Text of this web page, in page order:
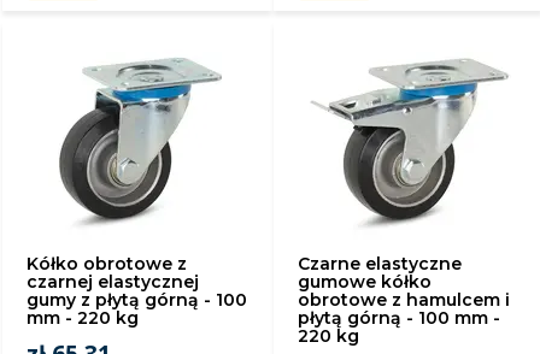
Kółko obrotowe z
czarnej elastycznej
gumy z płytą górną - 100
mm - 220 kg
Czarne elastyczne
gumowe kółko
obrotowe z hamulcem i
płytą górną - 100 mm -
220 kg